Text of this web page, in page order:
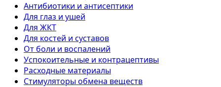
Антибиотики и антисептики
Для глаз и ушей
Для ЖКТ
Для костей и суставов
От боли и воспалений
Успокоительные и контрацептивы
Расходные материалы
Стимуляторы обмена веществ